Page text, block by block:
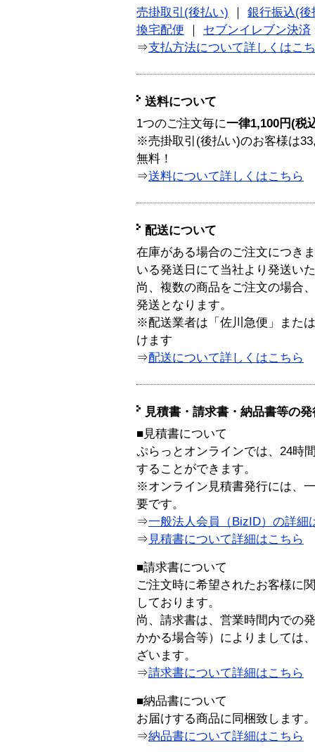
売掛取引(後払い) ｜ 銀行振込(後
換宅配便 ｜ セブンイレブン決済
⇒支払方法について詳しくはこ
送料について
1つのご注文毎に一律1,100円(税
※売掛取引(後払い)のお客様は
無料！
⇒送料について詳しくはこちら
配送について
在庫がある場合のご注文につき
いる発送日にて当社より発送い
尚、複数の商品をご注文の場合
発送となります。
※配送業者は「佐川急便」また
けます
⇒配送について詳しくはこちら
見積書・請求書・納品書等の
■見積書について
ぷらっとオンラインでは、24時
することができます。
※オンライン見積書発行には、
要です。
⇒一般法人会員（BizID）の詳細
⇒ 見積書について詳細はこちら
■請求書について
ご注文時に希望されたお客様に
しております。
尚、請求書は、営業時間内での
かかる場合等）によりましては
ざいます。
⇒請求書について詳細はこちら
■納品書について
お届けする商品に同梱致します。
⇒納品書について詳細はこちら